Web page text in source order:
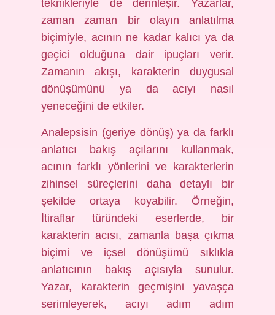
teknikleriyle de derinleşir. Yazarlar,
zaman zaman bir olayın anlatılma
biçimiyle, acının ne kadar kalıcı ya da
geçici olduğuna dair ipuçları verir.
Zamanın akışı, karakterin duygusal
dönüşümünü ya da acıyı nasıl
yeneceğini de etkiler.
Analepsisin (geriye dönüş) ya da farklı
anlatıcı bakış açılarını kullanmak,
acının farklı yönlerini ve karakterlerin
zihinsel süreçlerini daha detaylı bir
şekilde ortaya koyabilir. Örneğin,
İtiraflar türündeki eserlerde, bir
karakterin acısı, zamanla başa çıkma
biçimi ve içsel dönüşümü sıklıkla
anlatıcının bakış açısıyla sunulur.
Yazar, karakterin geçmişini yavaşça
serimleyerek, acıyı adım adım